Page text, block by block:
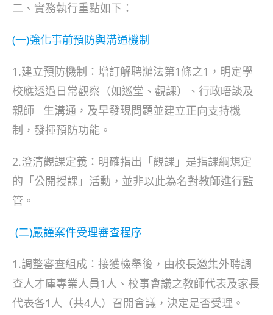
二、實務執行重點如下：
(一)強化事前預防與溝通機制
1.建立預防機制：增訂解聘辦法第1條之1，明定學
校應透過日常觀察（如巡堂、觀課）、行政晤談及
親師 生溝通，及早發現問題並建立正向支持機
制，發揮預防功能。
2.澄清觀課定義：明確指出「觀課」是指課綱規定
的「公開授課」活動，並非以此為名對教師進行監
管。
(二)嚴謹案件受理審查程序
1.調整審查組成：接獲檢舉後，由校長邀集外聘調
查人才庫專業人員1人、校事會議之教師代表及家長
代表各1人（共4人）召開會議，決定是否受理。